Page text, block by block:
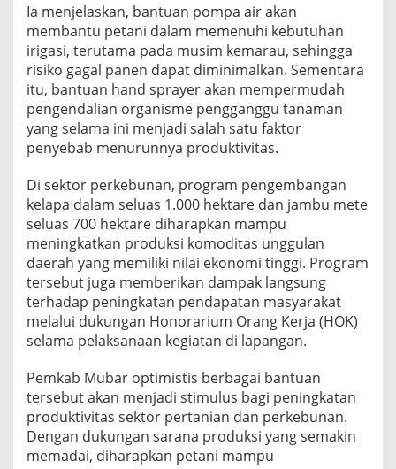
Ia menjelaskan, bantuan pompa air akan
membantu petani dalam memenuhi kebutuhan
irigasi, terutama pada musim kemarau, sehingga
risiko gagal panen dapat diminimalkan. Sementara
itu, bantuan hand sprayer akan mempermudah
pengendalian organisme pengganggu tanaman
yang selama ini menjadi salah satu faktor
penyebab menurunnya produktivitas.
Di sektor perkebunan, program pengembangan
kelapa dalam seluas 1.000 hektare dan jambu mete
seluas 700 hektare diharapkan mampu
meningkatkan produksi komoditas unggulan
daerah yang memiliki nilai ekonomi tinggi. Program
tersebut juga memberikan dampak langsung
terhadap peningkatan pendapatan masyarakat
melalui dukungan Honorarium Orang Kerja (HOK)
selama pelaksanaan kegiatan di lapangan.
Pemkab Mubar optimistis berbagai bantuan
tersebut akan menjadi stimulus bagi peningkatan
produktivitas sektor pertanian dan perkebunan.
Dengan dukungan sarana produksi yang semakin
memadai, diharapkan petani mampu